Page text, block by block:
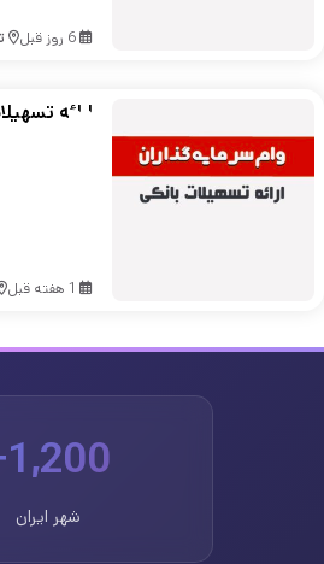
6 روز قبل
ارائه
1 هفته قبل
1,200+
شهر ایران